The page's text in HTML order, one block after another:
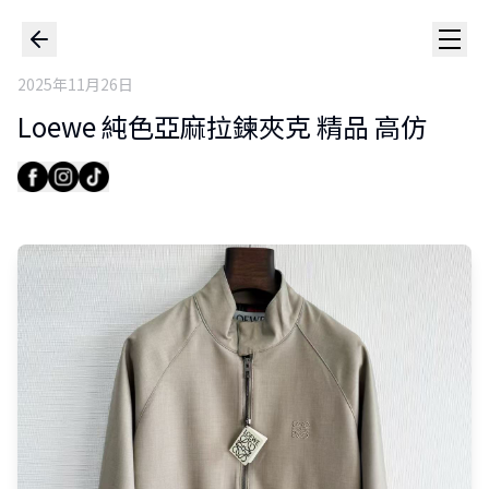
2025年11月26日
Loewe 純色亞麻拉鍊夾克 精品 高仿